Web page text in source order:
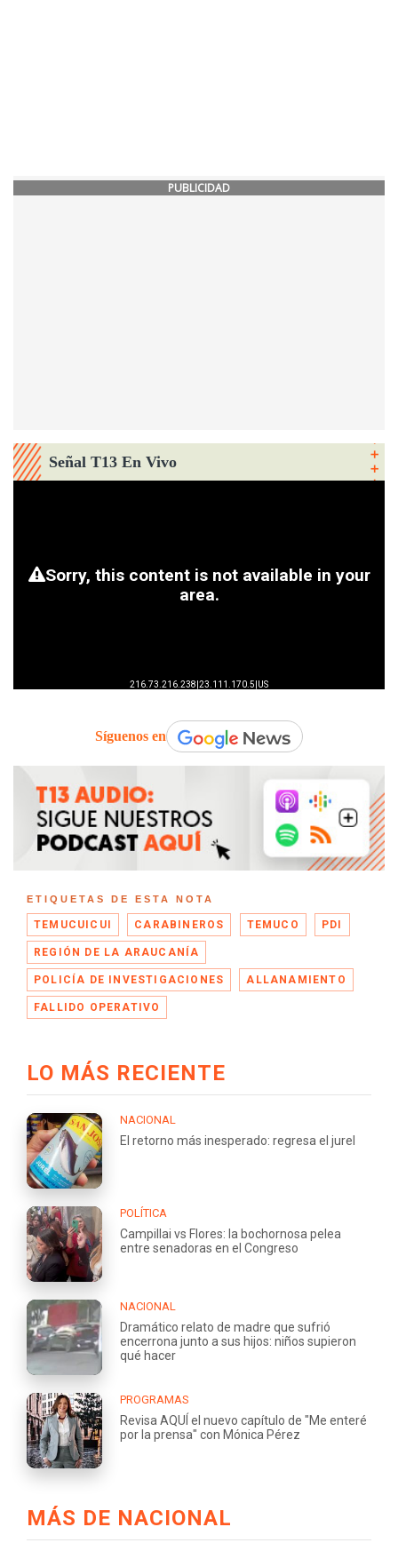
PUBLICIDAD
Señal T13 En Vivo
Síguenos en
ETIQUETAS DE ESTA NOTA
TEMUCUICUI CARABINEROS TEMUCO PDI
REGIÓN DE LA ARAUCANÍA
POLICÍA DE INVESTIGACIONES ALLANAMIENTO
FALLIDO OPERATIVO
LO MÁS RECIENTE
NACIONAL
El retorno más inesperado: regresa el jurel
POLÍTICA
Campillai vs Flores: la bochornosa pelea
entre senadoras en el Congreso
NACIONAL
Dramático relato de madre que sufrió
encerrona junto a sus hijos: niños supieron
qué hacer
PROGRAMAS
Revisa AQUÍ el nuevo capítulo de "Me enteré
por la prensa" con Mónica Pérez
MÁS DE NACIONAL